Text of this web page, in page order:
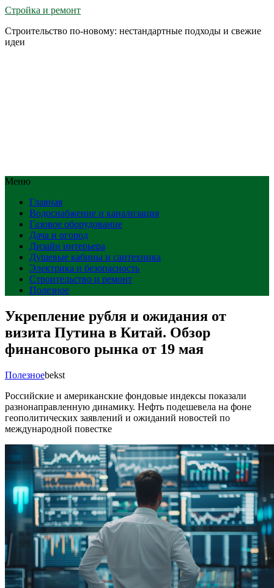
Стройка и ремонт
Строительство по-новому: нестандартные подходы и свежие
идеи
Меню
Главная
Водоснабжение и канализация
Газовое оборудование
Дача и огород
Дизайн интерьера
Душевые кабины и сантехника
Электрика и безопасность
Строительство и ремонт
Полезное
Укрепление рубля и ожидания от
визита Путина в Китай. Обзор
финансового рынка от 19 мая
Полезноеbekst
Российские и американские фондовые индексы показали
разнонаправленную динамику. Нефть подешевела на фоне
геополитических заявлений и ожиданий новостей по
международной повестке